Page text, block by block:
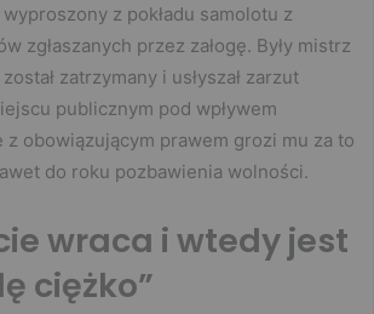
wyproszony z pokładu samolotu z
zgłaszanych przez załogę. Były mistrz
został zatrzymany i usłyszał zarzut
publicznym pod wpływem
z obowiązującym prawem grozi mu za to
do roku pozbawienia wolności.
wraca i wtedy jest
ciężko”